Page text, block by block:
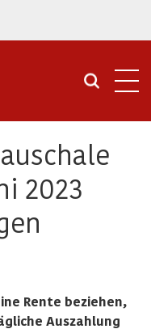
2023
Rente beziehen,
Auszahlung